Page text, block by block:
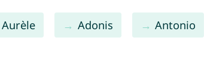
Aurèle Adonis Antonio